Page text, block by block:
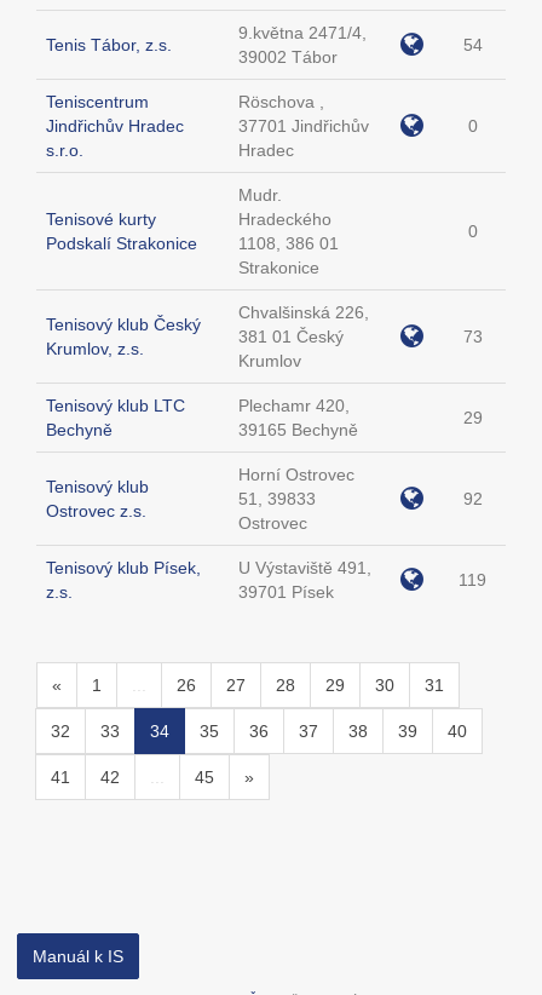
Tenis Tábor, z.s.
9.května 2471/4,
39002 Tábor
54
Teniscentrum
Jindřichův Hradec
s.r.o.
Röschova ,
37701 Jindřichův
Hradec
0
Tenisové kurty
Podskalí Strakonice
Mudr.
Hradeckého
1108, 386 01
Strakonice
0
Tenisový klub Český
Krumlov, z.s.
Chvalšinská 226,
381 01 Český
Krumlov
73
Tenisový klub LTC
Bechyně
Plechamr 420,
39165 Bechyně
29
Tenisový klub
Ostrovec z.s.
Horní Ostrovec
51, 39833
Ostrovec
92
Tenisový klub Písek,
z.s.
U Výstaviště 491,
39701 Písek
119
« 1 ... 26 27 28 29 30 31
32 33 34 35 36 37 38 39 40
41 42 ... 45 »
Manuál k IS